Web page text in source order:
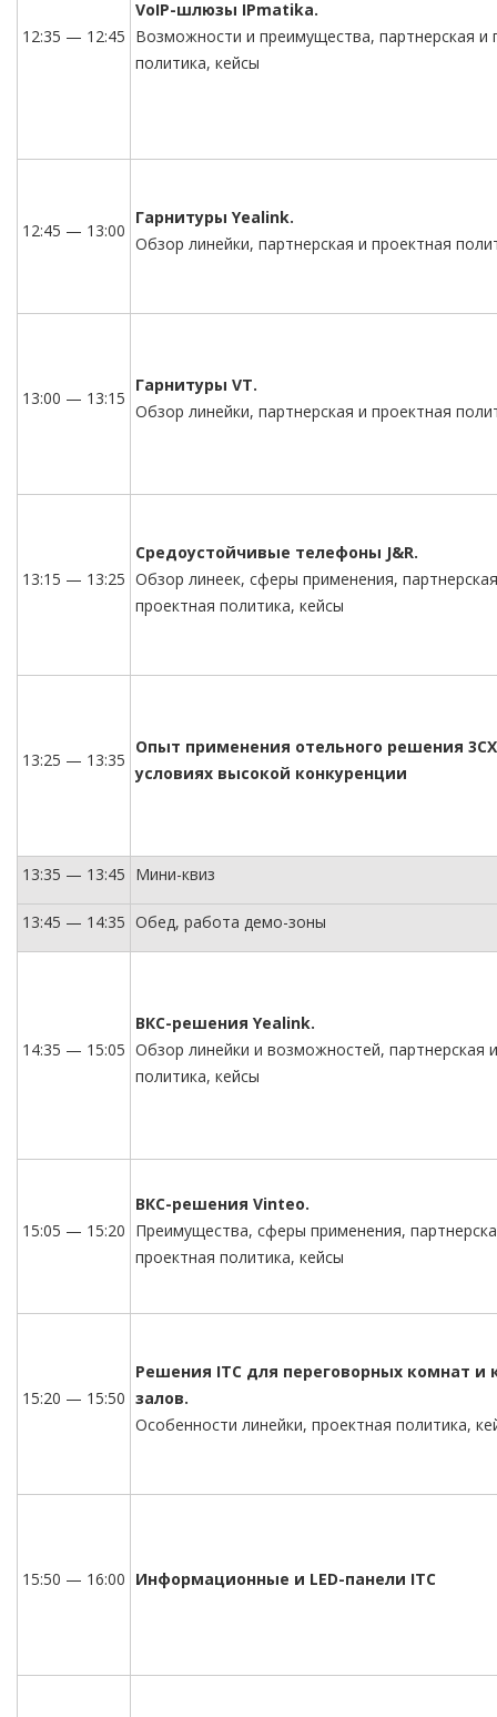
12:35 — 12:45
VoIP-шлюзы IPmatika.
Возможности и преимущества, партнерская и
политика, кейсы
12:45 — 13:00
Гарнитуры Yealink.
Обзор линейки, партнерская и проектная
13:00 — 13:15
Гарнитуры VT.
Обзор линейки, партнерская и проектная
13:15 — 13:25
Средоустойчивые телефоны J&R.
Обзор линеек, сферы применения,
проектная политика, кейсы
13:25 — 13:35
Опыт применения отельного решения
условиях высокой конкуренции
13:35 — 13:45 Мини-квиз
13:45 — 14:35 Обед, работа демо-зоны
14:35 — 15:05
ВКС-решения Yealink.
Обзор линейки и возможностей, партнерская
политика, кейсы
15:05 — 15:20
ВКС-решения Vinteo.
Преимущества, сферы применения,
проектная политика, кейсы
15:20 — 15:50
Решения ITC для переговорных комнат и
залов.
Особенности линейки, проектная политика,
15:50 — 16:00 Информационные и LED-панели ITC